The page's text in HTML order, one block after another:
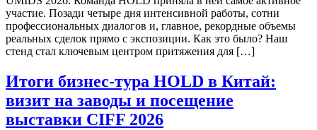
участие. Позади четыре дня интенсивной работы, сотни
профессиональных диалогов и, главное, рекордные объемы
реальных сделок прямо с экспозиции. Как это было? Наш
стенд стал ключевым центром притяжения для […]
Итоги бизнес-тура HOLD в Китай:
визит на заводы и посещение
выставки CIFF 2026